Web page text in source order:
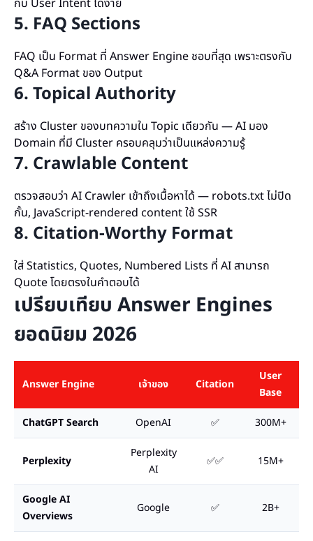
กับ User Intent ได้ง่าย
5. FAQ Sections
FAQ เป็น Format ที่ Answer Engine ชอบที่สุด เพราะตรงกับ
Q&A Format ของ Output
6. Topical Authority
สร้าง Cluster ของบทความใน Topic เดียวกัน — AI มอง
Domain ที่มี Cluster ครอบคลุมว่าเป็นแหล่งความรู้
7. Crawlable Content
ตรวจสอบว่า AI Crawler เข้าถึงเนื้อหาได้ — robots.txt ไม่ปิด
กั้น, JavaScript-rendered content ใช้ SSR
8. Citation-Worthy Format
ใส่ Statistics, Quotes, Numbered Lists ที่ AI สามารถ
Quote โดยตรงในคำตอบได้
เปรียบเทียบ Answer Engines
ยอดนิยม 2026
Answer Engine เจ้าของ Citation
User
Base
ChatGPT Search OpenAI ✅ 300M+
Perplexity
Perplexity
AI
✅✅ 15M+
Google AI
Overviews
Google ✅ 2B+